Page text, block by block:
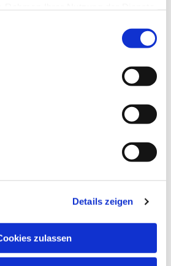
Details zeigen
zulassen